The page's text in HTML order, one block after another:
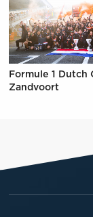
Formule 1 Dutch
Zandvoort